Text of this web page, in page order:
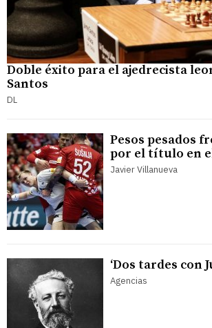
Doble éxito para el ajedrecista
Santos
DL
Pesos pesados
por el título en
Javier Villanueva
‘Dos tardes con
Agencias